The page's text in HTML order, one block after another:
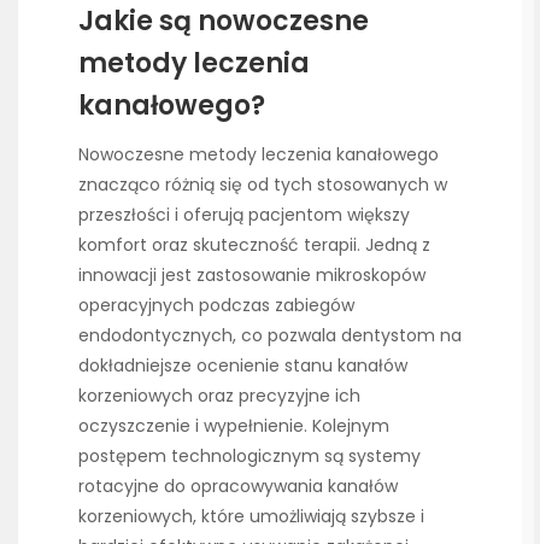
Jakie są nowoczesne
metody leczenia
kanałowego?
Nowoczesne metody leczenia kanałowego
znacząco różnią się od tych stosowanych w
przeszłości i oferują pacjentom większy
komfort oraz skuteczność terapii. Jedną z
innowacji jest zastosowanie mikroskopów
operacyjnych podczas zabiegów
endodontycznych, co pozwala dentystom na
dokładniejsze ocenienie stanu kanałów
korzeniowych oraz precyzyjne ich
oczyszczenie i wypełnienie. Kolejnym
postępem technologicznym są systemy
rotacyjne do opracowywania kanałów
korzeniowych, które umożliwiają szybsze i